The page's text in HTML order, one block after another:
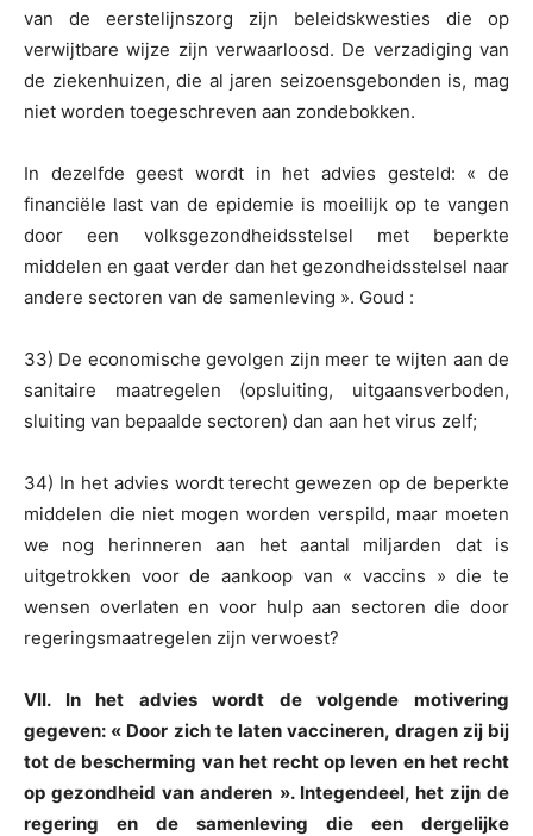
van de eerstelijnszorg zijn beleidskwesties die op
verwijtbare wijze zijn verwaarloosd. De verzadiging van
de ziekenhuizen, die al jaren seizoensgebonden is, mag
niet worden toegeschreven aan zondebokken.
In dezelfde geest wordt in het advies gesteld: « de
financiële last van de epidemie is moeilijk op te vangen
door een volksgezondheidsstelsel met beperkte
middelen en gaat verder dan het gezondheidsstelsel naar
andere sectoren van de samenleving ». Goud :
33) De economische gevolgen zijn meer te wijten aan de
sanitaire maatregelen (opsluiting, uitgaansverboden,
sluiting van bepaalde sectoren) dan aan het virus zelf;
34) In het advies wordt terecht gewezen op de beperkte
middelen die niet mogen worden verspild, maar moeten
we nog herinneren aan het aantal miljarden dat is
uitgetrokken voor de aankoop van « vaccins » die te
wensen overlaten en voor hulp aan sectoren die door
regeringsmaatregelen zijn verwoest?
VII. In het advies wordt de volgende motivering
gegeven: « Door zich te laten vaccineren, dragen zij bij
tot de bescherming van het recht op leven en het recht
op gezondheid van anderen ». Integendeel, het zijn de
regering en de samenleving die een dergelijke